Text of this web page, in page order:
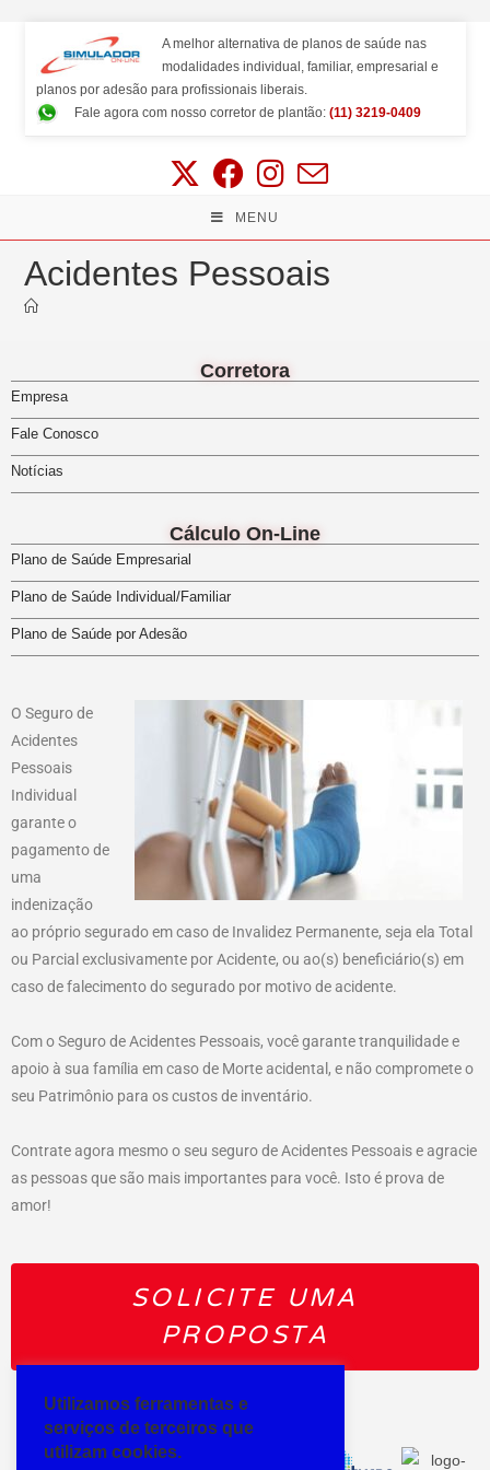
A melhor alternativa de planos de saúde nas
modalidades individual, familiar, empresarial e
planos por adesão para profissionais liberais.
Fale agora com nosso corretor de plantão: (11) 3219-0409
MENU
Acidentes Pessoais
Corretora
Empresa
Fale Conosco
Notícias
Cálculo On-Line
Plano de Saúde Empresarial
Plano de Saúde Individual/Familiar
Plano de Saúde por Adesão
O Seguro de
Acidentes
Pessoais
Individual
garante o
pagamento de
uma
indenização
ao próprio segurado em caso de Invalidez Permanente, seja ela Total
ou Parcial exclusivamente por Acidente, ou ao(s) beneficiário(s) em
caso de falecimento do segurado por motivo de acidente.
Com o Seguro de Acidentes Pessoais, você garante tranquilidade e
apoio à sua família em caso de Morte acidental, e não compromete o
seu Patrimônio para os custos de inventário.
Contrate agora mesmo o seu seguro de Acidentes Pessoais e agracie
as pessoas que são mais importantes para você. Isto é prova de
amor!
SOLICITE UMA
PROPOSTA
Utilizamos ferramentas e
serviços de terceiros que
utilizam cookies.